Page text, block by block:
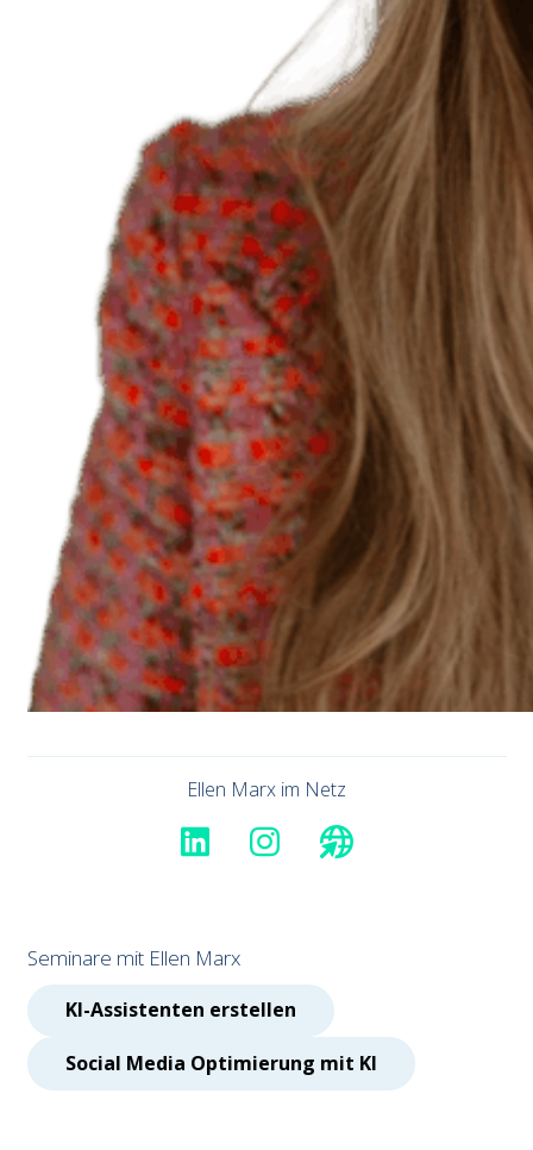
Ellen Marx im Netz
Seminare mit Ellen Marx
Zum
KI-Assistenten erstellenSeminar
Zum
Social Media Optimierung mit KISeminar